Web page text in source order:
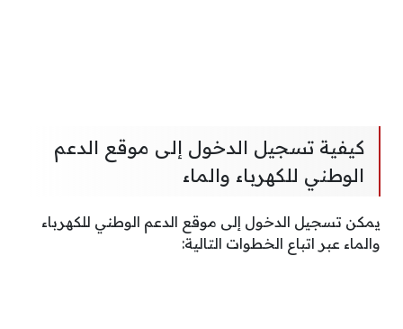
كيفية تسجيل الدخول إلى موقع الدعم
الوطني للكهرباء والماء
يمكن تسجيل الدخول إلى موقع الدعم الوطني للكهرباء
والماء عبر اتباع الخطوات التالية: